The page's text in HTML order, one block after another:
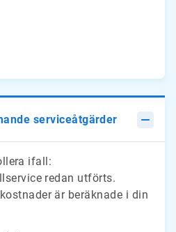
serviceåtgärder
ifall:
redan utförts.
är beräknade i din